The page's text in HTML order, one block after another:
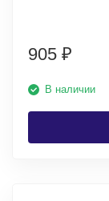
905 ₽
В наличии